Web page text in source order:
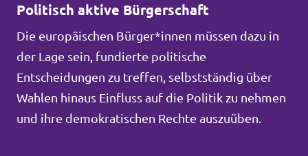
Politisch aktive Bürgerschaft
Die europäischen Bürger*innen müssen dazu in
der Lage sein, fundierte politische
Entscheidungen zu treffen, selbstständig über
Wahlen hinaus Einfluss auf die Politik zu nehmen
und ihre demokratischen Rechte auszuüben.